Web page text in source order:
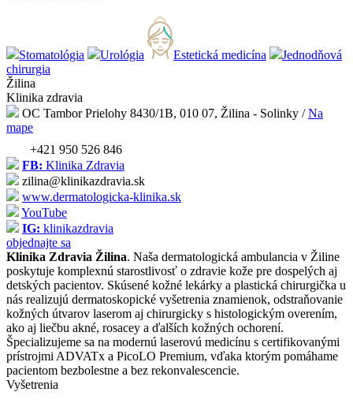
Stomatológia Urológia Estetická medicína
Jednodňová
chirurgia
Žilina
Klinika zdravia
OC Tambor Prielohy 8430/1B, 010 07, Žilina - Solinky /Na
mape
+421 950 526 846
FB: Klinika Zdravia
zilina@klinikazdravia.sk
www.dermatologicka-klinika.sk
YouTube
IG: klinikazdravia
objednajte sa
Klinika Zdravia Žilina. Naša dermatologická ambulancia v Žiline
poskytuje komplexnú starostlivosť o zdravie kože pre dospelých aj
detských pacientov. Skúsené kožné lekárky a plastická chirurgička u
nás realizujú dermatoskopické vyšetrenia znamienok, odstraňovanie
kožných útvarov laserom aj chirurgicky s histologickým overením,
ako aj liečbu akné, rosacey a ďalších kožných ochorení.
Špecializujeme sa na modernú laserovú medicínu s certifikovanými
prístrojmi ADVATx a PicoLO Premium, vďaka ktorým pomáhame
pacientom bezbolestne a bez rekonvalescencie.
Vyšetrenia